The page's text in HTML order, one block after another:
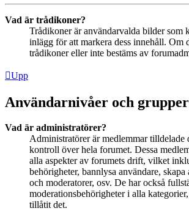
Vad är trådikoner?
Trådikoner är användarvalda bilder som
inlägg för att markera dess innehåll. Om
trådikoner eller inte bestäms av
Upp
Användarnivåer och grupper
Vad är administratörer?
Administratörer är medlemmar tilldelade
kontroll över hela forumet. Dessa
alla aspekter av forumets drift, vilket
behörigheter, bannlysa användare,
och moderatorer, osv. De har också
moderationsbehörigheter i alla
tillåtit det.